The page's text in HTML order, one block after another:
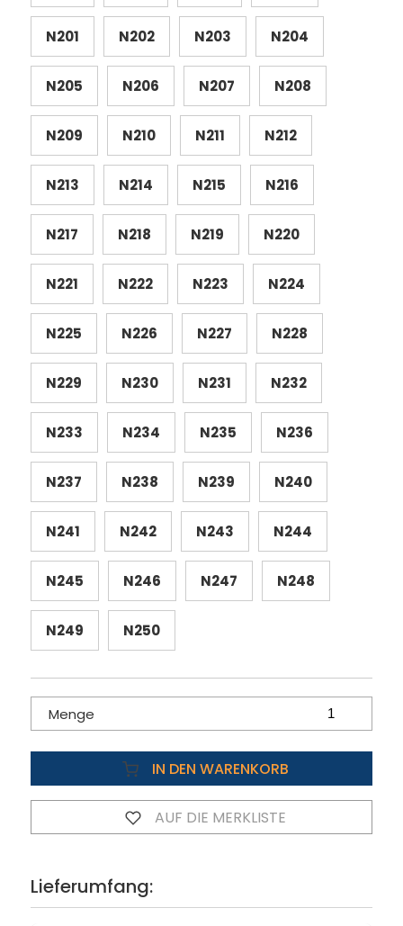
N201 N202 N203 N204
N205 N206 N207 N208
N209 N210 N211 N212
N213 N214 N215 N216
N217 N218 N219 N220
N221 N222 N223 N224
N225 N226 N227 N228
N229 N230 N231 N232
N233 N234 N235 N236
N237 N238 N239 N240
N241 N242 N243 N244
N245 N246 N247 N248
N249 N250
Menge
IN DEN WARENKORB
AUF DIE MERKLISTE
Lieferumfang: